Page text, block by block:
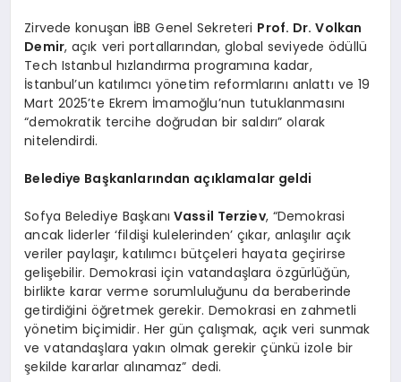
Zirvede konuşan İBB Genel Sekreteri Prof. Dr. Volkan
Demir, açık veri portallarından, global seviyede ödüllü
Tech Istanbul hızlandırma programına kadar,
İstanbul’un katılımcı yönetim reformlarını anlattı ve 19
Mart 2025’te Ekrem İmamoğlu’nun tutuklanmasını
“demokratik tercihe doğrudan bir saldırı” olarak
nitelendirdi.
Belediye Başkanlarından açıklamalar geldi
Sofya Belediye Başkanı Vassil Terziev, “Demokrasi
ancak liderler ‘fildişi kulelerinden’ çıkar, anlaşılır açık
veriler paylaşır, katılımcı bütçeleri hayata geçirirse
gelişebilir. Demokrasi için vatandaşlara özgürlüğün,
birlikte karar verme sorumluluğunu da beraberinde
getirdiğini öğretmek gerekir. Demokrasi en zahmetli
yönetim biçimidir. Her gün çalışmak, açık veri sunmak
ve vatandaşlara yakın olmak gerekir çünkü izole bir
şekilde kararlar alınamaz” dedi.